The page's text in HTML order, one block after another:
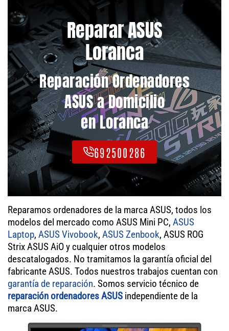
Reparar ASUS
Loranca
Reparación Ordenadores
ASUS a Domicilio
en Loranca
692500286
Reparamos ordenadores de la marca ASUS, todos los
modelos del mercado como ASUS Mini PC, ASUS
Laptop, ASUS Vivobook, ASUS Zenbook, ASUS ROG
Strix ASUS AiO y cualquier otros modelos
descatalogados. No tramitamos la garantía oficial del
fabricante ASUS. Todos nuestros trabajos cuentan con
garantía de reparación. Somos servicio técnico de
reparación ordenadores ASUS independiente de la
marca ASUS.